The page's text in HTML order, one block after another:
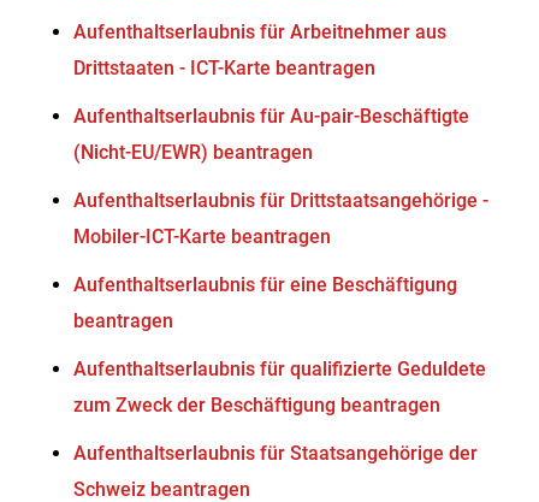
Aufenthaltserlaubnis für Arbeitnehmer aus
Drittstaaten - ICT-Karte beantragen
Aufenthaltserlaubnis für Au-pair-Beschäftigte
(Nicht-EU/EWR) beantragen
Aufenthaltserlaubnis für Drittstaatsangehörige -
Mobiler-ICT-Karte beantragen
Aufenthaltserlaubnis für eine Beschäftigung
beantragen
Aufenthaltserlaubnis für qualifizierte Geduldete
zum Zweck der Beschäftigung beantragen
Aufenthaltserlaubnis für Staatsangehörige der
Schweiz beantragen